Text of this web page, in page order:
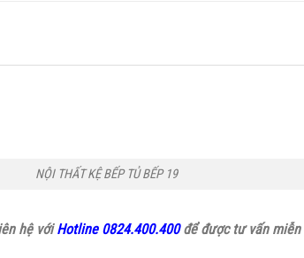
NỘI THẤT KỆ BẾP TỦ BẾP 19
hệ vớiHotline 0824.400.400để được tư vấn miễn